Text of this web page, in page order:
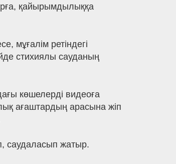
қайырымдылыққа
мұғалім ретіндегі
стихиялы сауданың
көшелерді видеоға
ағаштардың арасына жіп
саудаласып жатыр.